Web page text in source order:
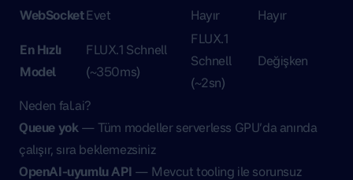
WebSocketEvet Hayır Hayır
En Hızlı
Model
FLUX.1 Schnell
(~350ms)
FLUX.1
Schnell
(~2sn)
Değişken
Neden fal.ai?
Queue yok— Tüm modeller serverless GPU’da anında
çalışır, sıra beklemezsiniz
OpenAI-uyumlu API — Mevcut tooling ile sorunsuz